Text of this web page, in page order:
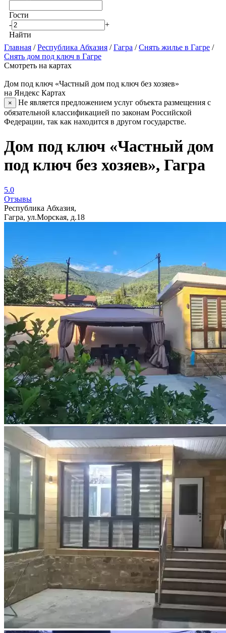
Гости
-
+
Найти
Главная /Республика Абхазия /Гагра /Снять жилье в Гагре /
Снять дом под ключ в Гагре
Смотреть на картах
Дом под ключ «Частный дом под ключ без хозяев»
на Яндекс Картах
×
Не является предложением услуг объекта размещения с
обязательной классификацией по законам Российской
Федерации, так как находится в другом государстве.
Дом под ключ «Частный дом
под ключ без хозяев», Гагра
5.0
Отзывы
Республика Абхазия,
Гагра, ул.Морская, д.18